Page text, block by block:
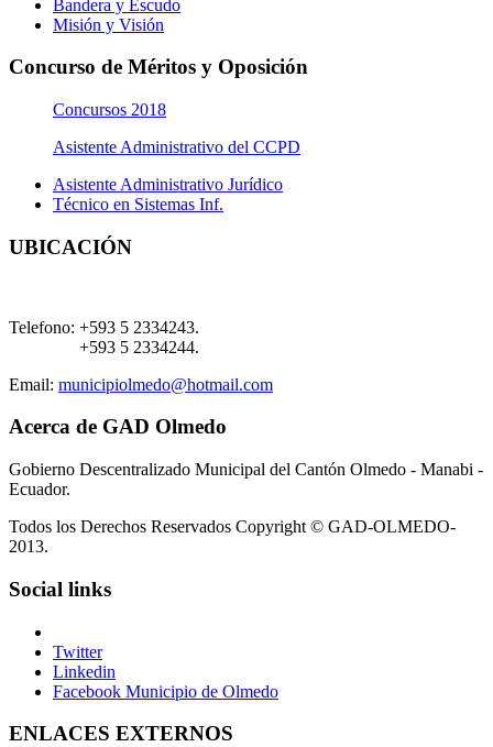
Bandera y Escudo
Misión y Visión
Concurso de Méritos y Oposición
Concursos 2018
Asistente Administrativo del CCPD
Asistente Administrativo Jurídico
Técnico en Sistemas Inf.
UBICACIÓN
Telefono: +593 5 2334243.
+593 5 2334244.
Email: municipiolmedo@hotmail.com
Acerca de GAD Olmedo
Gobierno Descentralizado Municipal del Cantón Olmedo - Manabi -
Ecuador.
Todos los Derechos Reservados Copyright © GAD-OLMEDO-
2013.
Social links
Twitter
Linkedin
Facebook Municipio de Olmedo
ENLACES EXTERNOS